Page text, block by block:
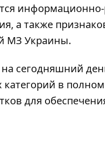
а также
МЗ Украины.
сегодняшний
в
для